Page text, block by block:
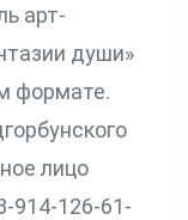
арт-
души»
формате.
лицо
914-126-61-